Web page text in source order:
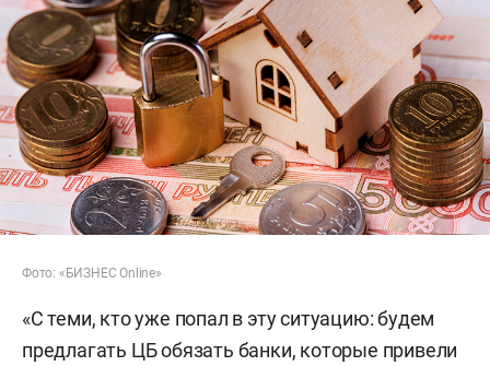
Фото: «БИЗНЕС Online»
«С теми, кто уже попал в эту ситуацию: будем
предлагать ЦБ обязать банки, которые привели